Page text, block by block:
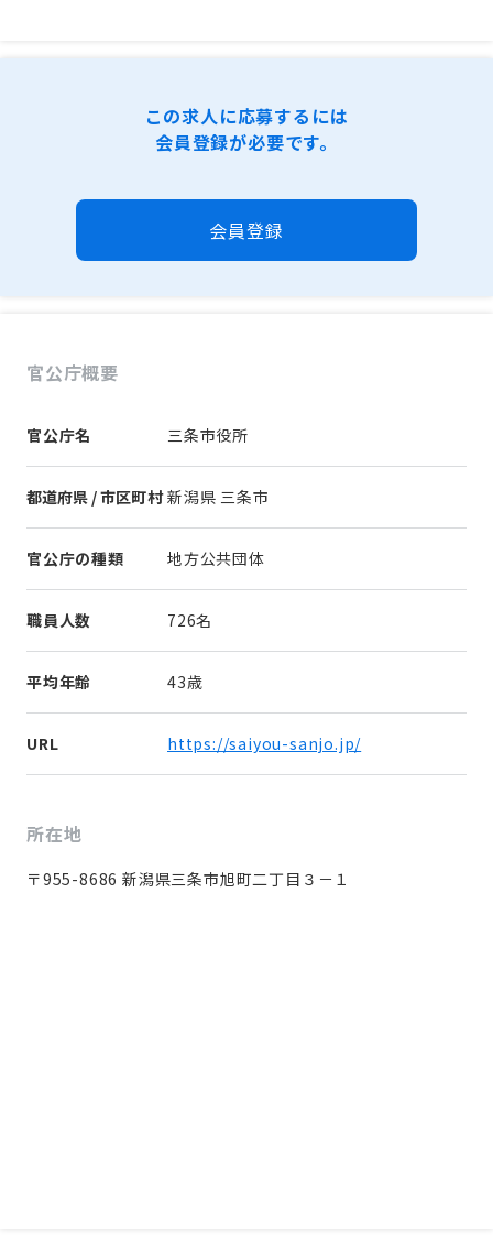
この求人に応募するには
会員登録が必要です。
会員登録
官公庁概要
官公庁名 三条市役所
都道府県 / 市区町村 新潟県 三条市
官公庁の種類 地方公共団体
職員人数 726名
平均年齢 43歳
URL https://saiyou-sanjo.jp/
所在地
〒955-8686 新潟県三条市旭町二丁目３－１